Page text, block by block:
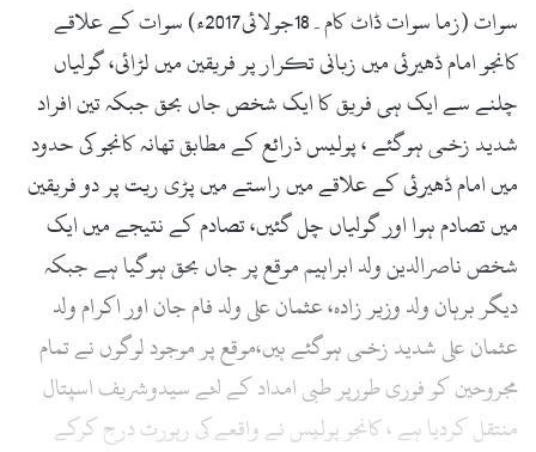
سوات (زما سوات ڈاٹ کام۔18جولائی2017ء) سوات کے علاقے
کانجو امام ڈھیرئی میں زبانی تکرار پر فریقین میں لڑائی، گولیاں
چلنے سے ایک ہی فریق کا ایک شخص جاں بحق جبکہ تین افراد
شدید زخمی ہوگئے ، پولیس ذرائع کے مطابق تھانہ کانجو کی حدود
میں امام ڈھیرئی کے علاقے میں راستے میں پڑی ریت پر دو فریقین
میں تصادم ہوا اور گولیاں چل گئیں، تصادم کے نتیجے میں ایک
شخص ناصرالدین ولد ابراہیم موقع پر جاں بحق ہوگیا ہے جبکہ
دیگر برہان ولد وزیر زادہ، عثمان علی ولد فام جان اور اکرام ولد
عثمان علی شدید زخمی ہوگئے ہیں،موقع پر موجود لوگوں نے تمام
مجروحین کو فوری طورپر طبی امداد کے لئے سیدوشریف اسپتال
منتقل کردیا ہے ، کانجو پولیس نے واقعے کی رپورٹ درج کرکے